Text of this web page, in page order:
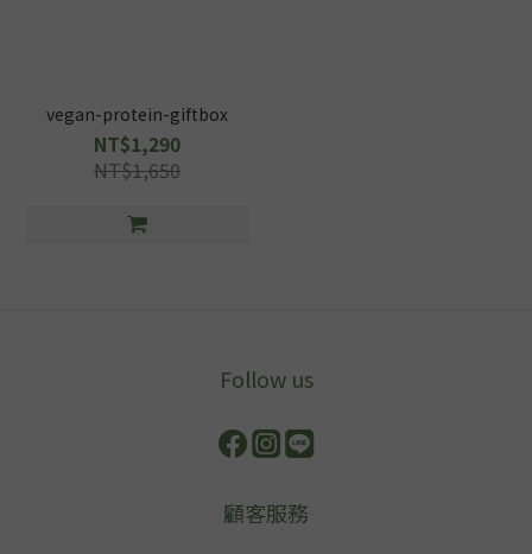
vegan-protein-giftbox
NT$1,290
NT$1,650
Follow us
顧客服務